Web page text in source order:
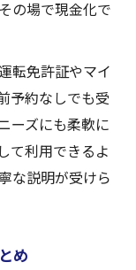
の場で現金化で
転免許証やマイ
予約なしでも受
ーズにも柔軟に
て利用できるよ
な説明が受けら
め